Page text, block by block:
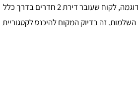
בפועל, המחיר מושפע גם מהשאלה אם צריך אריזות סטנדרטיות או חיזוק לתכולה כבדה. לדוגמה, לקוח שעובר דירת 2 חדרים בדרך כלל